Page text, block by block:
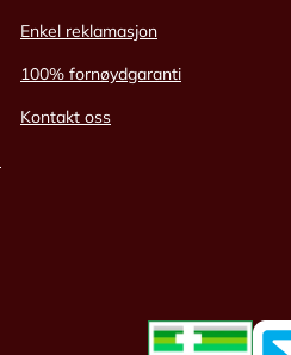
Enkel reklamasjon
100% fornøydgaranti
Kontakt oss